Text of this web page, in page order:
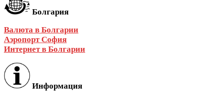
Болгария
Валюта в Болгарии
Аэропорт София
Интернет в Болгарии
Информация